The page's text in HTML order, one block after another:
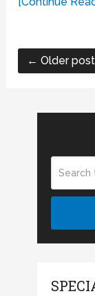
← Older